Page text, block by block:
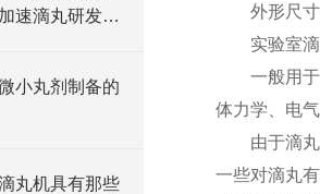
速滴丸研发进
小丸剂制备的
丸机具有那些
外形尺寸：
实验室滴
一般用于药
体力学、电
由于滴丸机
一些对滴丸